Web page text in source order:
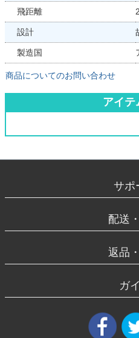
アイテ
飛距離
設計
製造国
商品についてのお問い合わせ
サポ
配送
返品
ガ